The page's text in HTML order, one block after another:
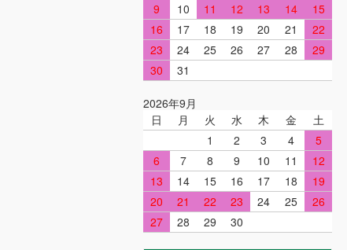
9
10 11 12 13 14
15
16
17 18 19 20 21
22
23
24 25 26 27 28
29
30
31
2026年9月
日
月 火 水 木 金
土
1
2 3 4
5
6
7 8 9 10 11
12
13
14 15 16 17 18
19
20
21 22 23 24 25
26
27
28 29 30